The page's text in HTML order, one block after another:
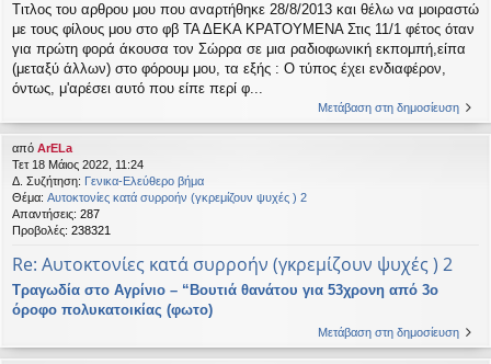
Τιτλος του αρθρου μου που αναρτήθηκε 28/8/2013 και θέλω να μοιραστώ
με τους φίλους μου στο φβ ΤΑ ΔΕΚΑ ΚΡΑΤΟΥΜΕΝΑ Στις 11/1 φέτος όταν
για πρώτη φορά άκουσα τον Σώρρα σε μια ραδιοφωνική εκπομπή,είπα
(μεταξύ άλλων) στο φόρουμ μου, τα εξής : Ο τύπος έχει ενδιαφέρον,
όντως, μ'αρέσει αυτό που είπε περί φ...
Μετάβαση στη δημοσίευση
από ArELa
Τετ 18 Μάιος 2022, 11:24
Δ. Συζήτηση: Γενικα-Ελεύθερο βήμα
Θέμα: Αυτοκτονίες κατά συρροήν (γκρεμίζουν ψυχές ) 2
Απαντήσεις: 287
Προβολές: 238321
Re: Αυτοκτονίες κατά συρροήν (γκρεμίζουν ψυχές ) 2
Τραγωδία στο Αγρίνιο – “Βουτιά θανάτου για 53χρονη από 3ο
όροφο πολυκατοικίας (φωτο)
Μετάβαση στη δημοσίευση